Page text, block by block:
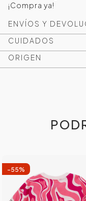
¡Compra ya!
ENVÍOS Y
CUIDADOS
ORIGEN
-55%